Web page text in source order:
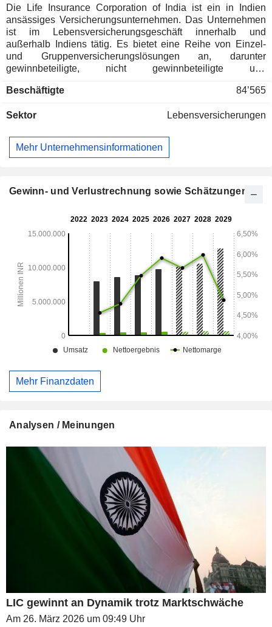
Die Life Insurance Corporation of India ist ein in Indien
ansässiges Versicherungsunternehmen. Das Unternehmen
ist im Lebensversicherungsgeschäft innerhalb und
außerhalb Indiens tätig. Es bietet eine Reihe von Einzel-
und Gruppenversicherungslösungen an, darunter
gewinnbeteiligte, nicht gewinnbeteiligte und
umfasst verschiedene Versicherungs- und Anlageprodukte
variable Produkte. Zu den Geschäftsbereichen gehören:
Gewinnbeteiligte Altersvorsorge (Einzel), Gewinnbeteiligte
Rentenversicherung (Einzel), Nicht gewinnbeteiligte
gewinnbeteiligte Rentenversicherung (Einzel), Nicht
gewinnbeteiligte Krankenversicherung (Einzel), Nicht
Kapitalrückzahlung sowie das Geschäft mit garantierten
Rentenversicherungen (CRAC). Zu den Rentenplänen
gehören New Pension Plus, Jeevan Akshay-VII, New
Jeevan Shanti, Saral Pension und Smart Pension.
Beschäftigte 84’565
Sektor Lebensversicherungen
Mehr Unternehmensinformationen
Gewinn- und Verlustrechnung sowie Schätzungen
Mehr Finanzdaten
Analysen / Meinungen
LIC gewinnt an Dynamik trotz Marktschwäche
Am 26. März 2026 um 09:49 Uhr